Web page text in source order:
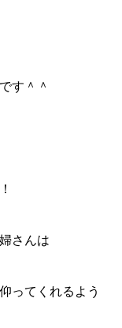
す＾＾
さんは
ってくれるよう